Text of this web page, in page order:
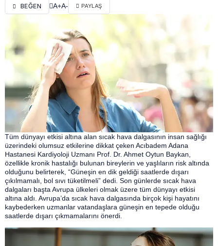
BEĞEN A+A- PAYLAŞ
Tüm dünyayı etkisi altına alan sıcak hava dalgasının insan sağlığı
üzerindeki olumsuz etkilerine dikkat çeken Acıbadem Adana
Hastanesi Kardiyoloji Uzmanı Prof. Dr. Ahmet Oytun Baykan,
özellikle kronik hastalığı bulunan bireylerin ve yaşlıların risk altında
olduğunu belirterek, “Güneşin en dik geldiği saatlerde dışarı
çıkılmamalı, bol sıvı tüketilmeli” dedi. Son günlerde sıcak hava
dalgaları başta Avrupa ülkeleri olmak üzere tüm dünyayı etkisi
altına aldı. Avrupa’da sıcak hava dalgasında birçok kişi hayatını
kaybederken uzmanlar vatandaşlara güneşin en tepede olduğu
saatlerde dışarı çıkmamalarını önerdi.